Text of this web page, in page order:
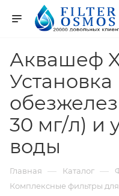
Аквашеф
Установка
30 мг/л) и
воды
Главная — Каталог —
Комплексные фильтры